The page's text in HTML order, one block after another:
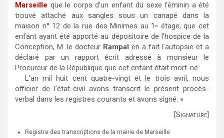
Marseille que le corps d’un enfant du sexe féminin a été
trouvé attaché aux sangles sous un canapé dans la
maison n° 12 de la rue des Minimes au 1er
étage, que cet
enfant ayant été apporté au dépositoire de l’hospice de la
Conception, M. le docteur Rampal en a fait l’autopsie et a
déclaré par un rapport écrit adressé à monsieur le
Procureur de la République que cet enfant était mort-né.
L’an mil huit cent quatre-vingt et le trois avril, nous
officier de l’état-civil avons transcrit le présent procès-
verbal dans les registres courants et avons signé. »
[Signature]
Registre des transcriptions de la mairie de Marseille